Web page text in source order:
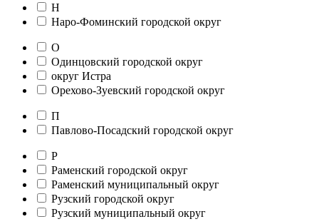
Н
Наро-Фоминский городской округ
О
Одинцовский городской округ
округ Истра
Орехово-Зуевский городской округ
П
Павлово-Посадский городской округ
Р
Раменский городской округ
Раменский муниципальный округ
Рузский городской округ
Рузский муниципальный округ